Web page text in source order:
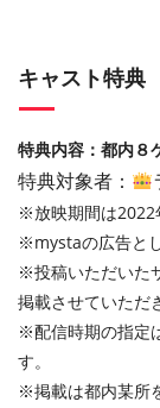
キャスト特典
特典内容：都内８
特典対象者：
※放映期間は2022
※mystaの広告と
※投稿いただいた
掲載させていただ
※配信時期の指定
す。
※掲載は都内某所